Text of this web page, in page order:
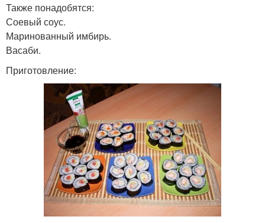
Также понадобятся:
Соевый соус.
Маринованный имбирь.
Васаби.
Приготовление: